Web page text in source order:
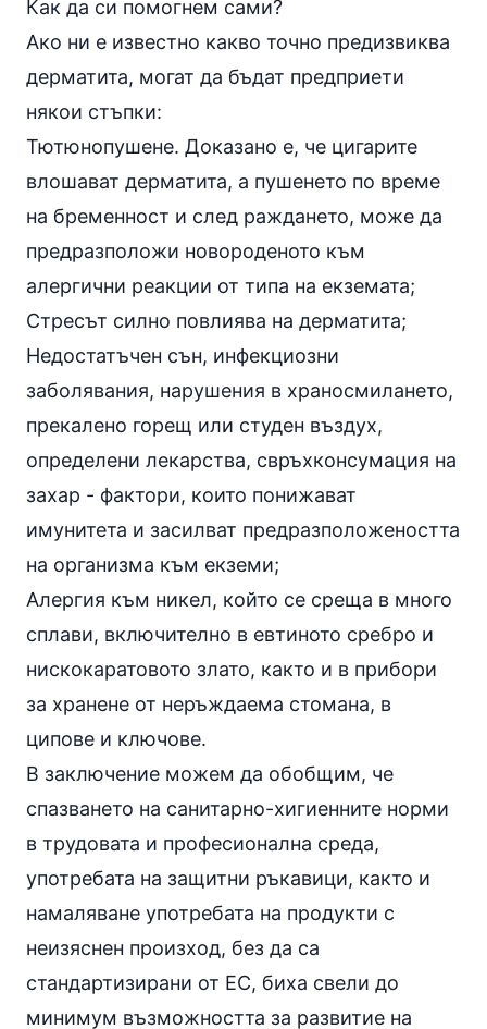
Как да си помогнем сами?
Ако ни е известно какво точно предизвиква
дерматита, могат да бъдат предприети
някои стъпки:
Тютюнопушене. Доказано е, че цигарите
влошават дерматита, а пушенето по време
на бременност и след раждането, може да
предразположи новороденото към
алергични реакции от типа на екземата;
Стресът силно повлиява на дерматита;
Недостатъчен сън, инфекциозни
заболявания, нарушения в храносмилането,
прекалено горещ или студен въздух,
определени лекарства, свръхконсумация на
захар - фактори, които понижават
имунитета и засилват предразположеността
на организма към екземи;
Алергия към никел, който се среща в много
сплави, включително в евтиното сребро и
нискокаратовото злато, както и в прибори
за хранене от неръждаема стомана, в
ципове и ключове.
В заключение можем да обобщим, че
спазването на санитарно-хигиенните норми
в трудовата и професионална среда,
употребата на защитни ръкавици, както и
намаляване употребата на продукти с
неизяснен произход, без да са
стандартизирани от ЕС, биха свели до
минимум възможността за развитие на